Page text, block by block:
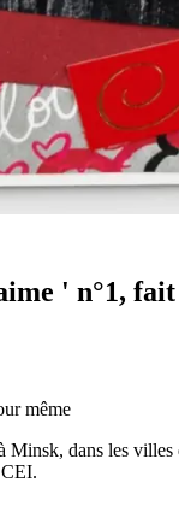
' n°1,
même
Minsk, dans les villes